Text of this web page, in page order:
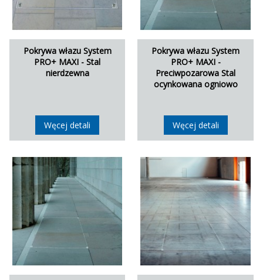
Pokrywa włazu System
PRO+ MAXI - Stal
nierdzewna
Węcej detali
Pokrywa włazu System
PRO+ MAXI -
Preciwpozarowa Stal
ocynkowana ogniowo
Węcej detali